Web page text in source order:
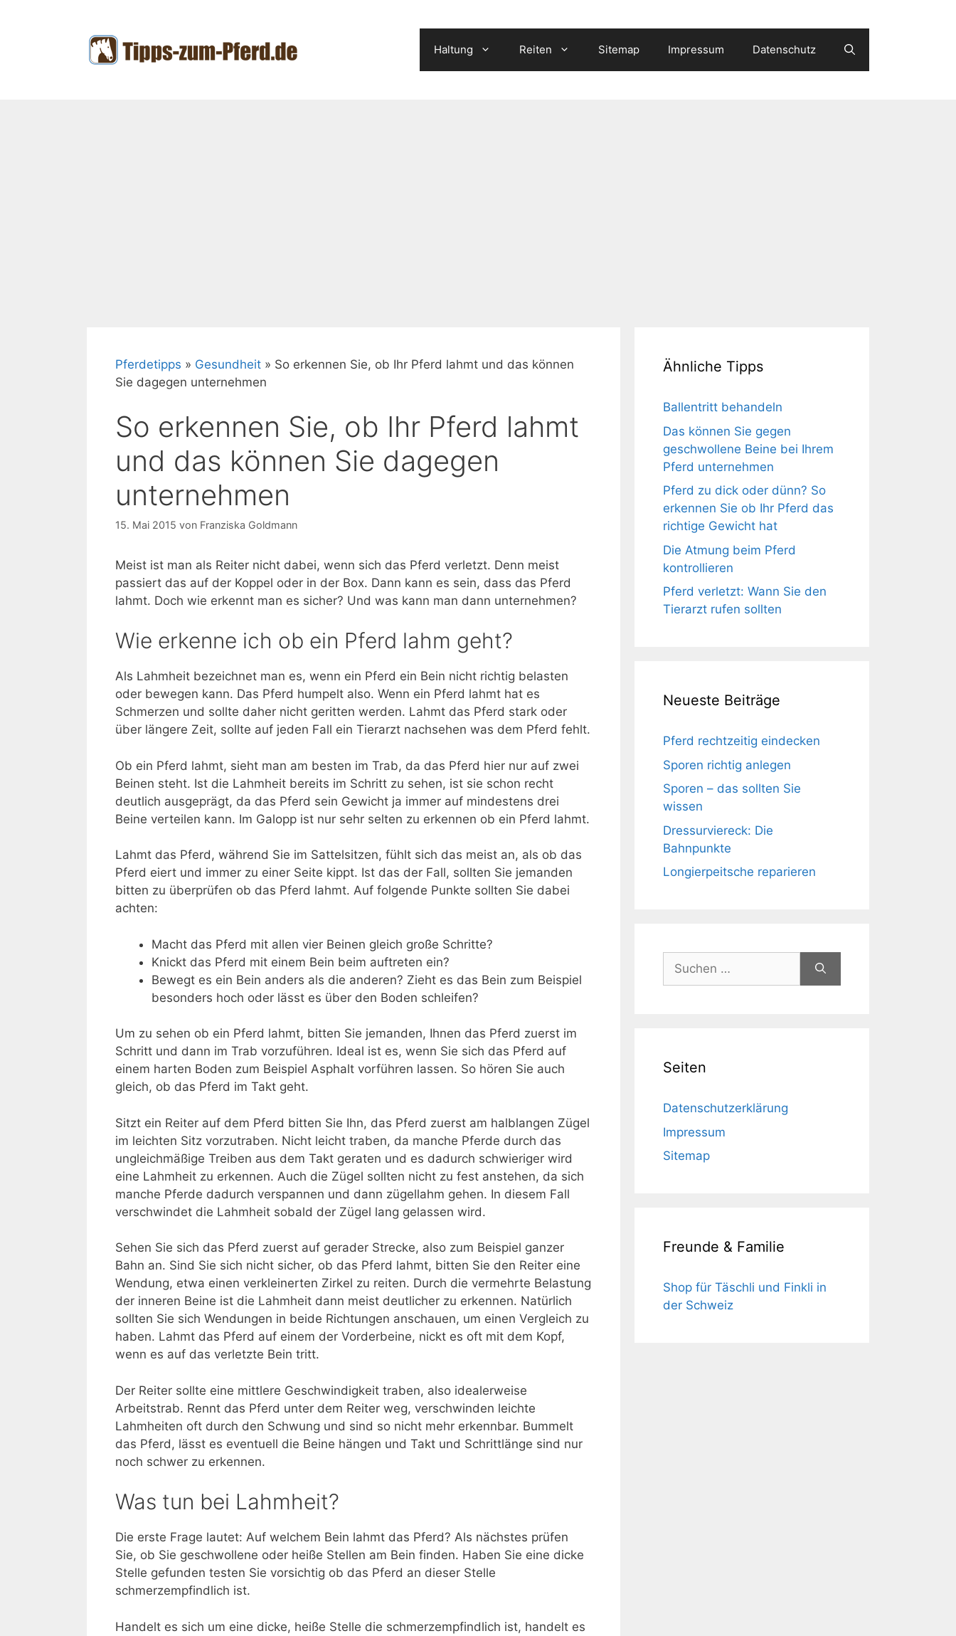
Haltung Reiten Sitemap Impressum Datenschutz
Pferdetipps » Gesundheit » So erkennen Sie, ob Ihr Pferd lahmt und das können
Sie dagegen unternehmen
So erkennen Sie, ob Ihr Pferd lahmt
und das können Sie dagegen
unternehmen
15. Mai 2015 von Franziska Goldmann
Meist ist man als Reiter nicht dabei, wenn sich das Pferd verletzt. Denn meist
passiert das auf der Koppel oder in der Box. Dann kann es sein, dass das Pferd
lahmt. Doch wie erkennt man es sicher? Und was kann man dann unternehmen?
Wie erkenne ich ob ein Pferd lahm geht?
Als Lahmheit bezeichnet man es, wenn ein Pferd ein Bein nicht richtig belasten
oder bewegen kann. Das Pferd humpelt also. Wenn ein Pferd lahmt hat es
Schmerzen und sollte daher nicht geritten werden. Lahmt das Pferd stark oder
über längere Zeit, sollte auf jeden Fall ein Tierarzt nachsehen was dem Pferd fehlt.
Ob ein Pferd lahmt, sieht man am besten im Trab, da das Pferd hier nur auf zwei
Beinen steht. Ist die Lahmheit bereits im Schritt zu sehen, ist sie schon recht
deutlich ausgeprägt, da das Pferd sein Gewicht ja immer auf mindestens drei
Beine verteilen kann. Im Galopp ist nur sehr selten zu erkennen ob ein Pferd lahmt.
Lahmt das Pferd, während Sie im Sattelsitzen, fühlt sich das meist an, als ob das
Pferd eiert und immer zu einer Seite kippt. Ist das der Fall, sollten Sie jemanden
bitten zu überprüfen ob das Pferd lahmt. Auf folgende Punkte sollten Sie dabei
achten:
Macht das Pferd mit allen vier Beinen gleich große Schritte?
Knickt das Pferd mit einem Bein beim auftreten ein?
Bewegt es ein Bein anders als die anderen? Zieht es das Bein zum Beispiel
besonders hoch oder lässt es über den Boden schleifen?
Um zu sehen ob ein Pferd lahmt, bitten Sie jemanden, Ihnen das Pferd zuerst im
Schritt und dann im Trab vorzuführen. Ideal ist es, wenn Sie sich das Pferd auf
einem harten Boden zum Beispiel Asphalt vorführen lassen. So hören Sie auch
gleich, ob das Pferd im Takt geht.
Sitzt ein Reiter auf dem Pferd bitten Sie Ihn, das Pferd zuerst am halblangen Zügel
im leichten Sitz vorzutraben. Nicht leicht traben, da manche Pferde durch das
ungleichmäßige Treiben aus dem Takt geraten und es dadurch schwieriger wird
eine Lahmheit zu erkennen. Auch die Zügel sollten nicht zu fest anstehen, da sich
manche Pferde dadurch verspannen und dann zügellahm gehen. In diesem Fall
verschwindet die Lahmheit sobald der Zügel lang gelassen wird.
Sehen Sie sich das Pferd zuerst auf gerader Strecke, also zum Beispiel ganzer
Bahn an. Sind Sie sich nicht sicher, ob das Pferd lahmt, bitten Sie den Reiter eine
Wendung, etwa einen verkleinerten Zirkel zu reiten. Durch die vermehrte Belastung
der inneren Beine ist die Lahmheit dann meist deutlicher zu erkennen. Natürlich
sollten Sie sich Wendungen in beide Richtungen anschauen, um einen Vergleich zu
haben. Lahmt das Pferd auf einem der Vorderbeine, nickt es oft mit dem Kopf,
wenn es auf das verletzte Bein tritt.
Der Reiter sollte eine mittlere Geschwindigkeit traben, also idealerweise
Arbeitstrab. Rennt das Pferd unter dem Reiter weg, verschwinden leichte
Lahmheiten oft durch den Schwung und sind so nicht mehr erkennbar. Bummelt
das Pferd, lässt es eventuell die Beine hängen und Takt und Schrittlänge sind nur
noch schwer zu erkennen.
Was tun bei Lahmheit?
Die erste Frage lautet: Auf welchem Bein lahmt das Pferd? Als nächstes prüfen
Sie, ob Sie geschwollene oder heiße Stellen am Bein finden. Haben Sie eine dicke
Stelle gefunden testen Sie vorsichtig ob das Pferd an dieser Stelle
schmerzempfindlich ist.
Handelt es sich um eine dicke, heiße Stelle die schmerzempfindlich ist, handelt es
Ähnliche Tipps
Ballentritt behandeln
Das können Sie gegen
geschwollene Beine bei Ihrem
Pferd unternehmen
Pferd zu dick oder dünn? So
erkennen Sie ob Ihr Pferd das
richtige Gewicht hat
Die Atmung beim Pferd
kontrollieren
Pferd verletzt: Wann Sie den
Tierarzt rufen sollten
Neueste Beiträge
Pferd rechtzeitig eindecken
Sporen richtig anlegen
Sporen – das sollten Sie
wissen
Dressurviereck: Die
Bahnpunkte
Longierpeitsche reparieren
Suchen
nach:
Seiten
Datenschutzerklärung
Impressum
Sitemap
Freunde & Familie
Shop für Täschli und Finkli in
der Schweiz